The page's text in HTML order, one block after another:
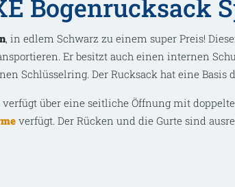
Bogenrucksack
, in edlem Schwarz zu einem super Preis!
Er besitzt auch einen internen
Schlüsselring. Der Rucksack hat eine
verfügt über eine seitliche Öffnung mit
verfügt. Der Rücken und die Gurte sind